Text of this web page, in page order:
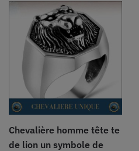
Chevalière homme tête te
de lion un symbole de